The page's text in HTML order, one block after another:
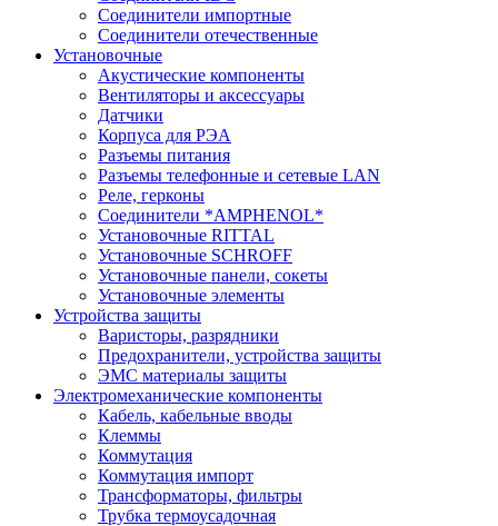
Соединители импортные
Соединители отечественные
Установочные
Акустические компоненты
Вентиляторы и аксессуары
Датчики
Корпуса для РЭА
Разъемы питания
Разъемы телефонные и сетевые LAN
Реле, герконы
Соединители *AMPHENOL*
Установочные RITTAL
Установочные SCHROFF
Установочные панели, сокеты
Установочные элементы
Устройства защиты
Варисторы, разрядники
Предохранители, устройства защиты
ЭМС материалы защиты
Электромеханические компоненты
Кабель, кабельные вводы
Клеммы
Коммутация
Коммутация импорт
Трансформаторы, фильтры
Трубка термоусадочная